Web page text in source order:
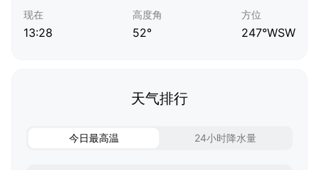
现在
13:28
高度角
52°
方位
247°WSW
天气排行
今日最高温 24小时降水量